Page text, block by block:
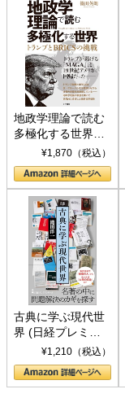
地政学理論で読む
多極化する世界：
トランプとBRICS
の挑戦
¥1,870（税込）
古典に学ぶ現代世
界 (日経プレミア
シリーズ)¥1,210（税込）